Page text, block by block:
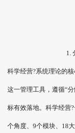
1. 分
科学经营?系统理论的
这一管理工具，遵循“
标有效落地。科学经营
个角度、9个模块、18